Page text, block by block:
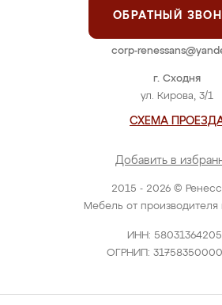
2015 - 2026 ©
Мебель от производителя
ИНН:
ОГРНИП:
г. Сходня
ул. Кирова, 3/1
СХЕМА
Добавить в
ОБРАТНЫЙ
corp-